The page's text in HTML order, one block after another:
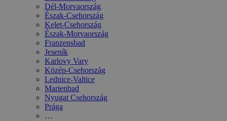
Dél-Morvaország
Észak-Csehország
Kelet-Csehország
Észak-Morvaország
Franzensbad
Jeseník
Karlovy Vary
Közép-Csehország
Lednice-Valtice
Marienbad
Nyugat Csehország
Prága
…